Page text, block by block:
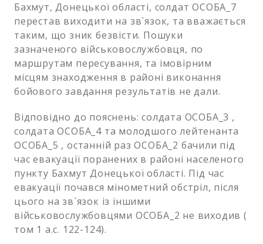
Бахмут, Донецької області, солдат ОСОБА_7
перестав виходити на зв`язок, та вважається
таким, що зник безвісти. Пошуки
зазначеного військовослужбовця, по
маршрутам пересування, та імовірним
місцям знаходження в районі виконання
бойового завдання результатів не дали.
Відповідно до пояснень: солдата ОСОБА_3 ,
солдата ОСОБА_4 та молодшого лейтенанта
ОСОБА_5 , останній раз ОСОБА_2 бачили під
час евакуації поранених в районі населеного
пункту Бахмут Донецької області. Під час
евакуації почався мінометний обстріл, після
цього на зв`язок із іншими
військовослужбовцями ОСОБА_2 не виходив (
том 1 а.с. 122-124).